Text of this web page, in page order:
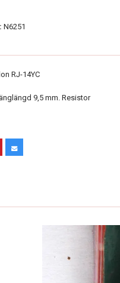
N6251
RJ-14YC
9,5 mm. Resistor